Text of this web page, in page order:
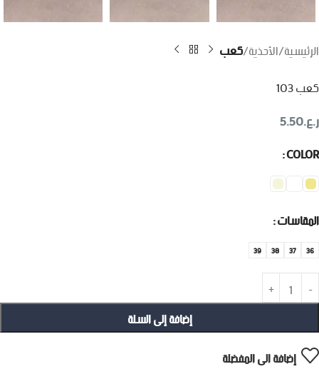
الرئيسية الأحذية كعب
كعب 103
ر.ع.5.50
COLOR
المقاسات
36
37
38
39
إضافة إلى السلة
إضافة الى المفضلة